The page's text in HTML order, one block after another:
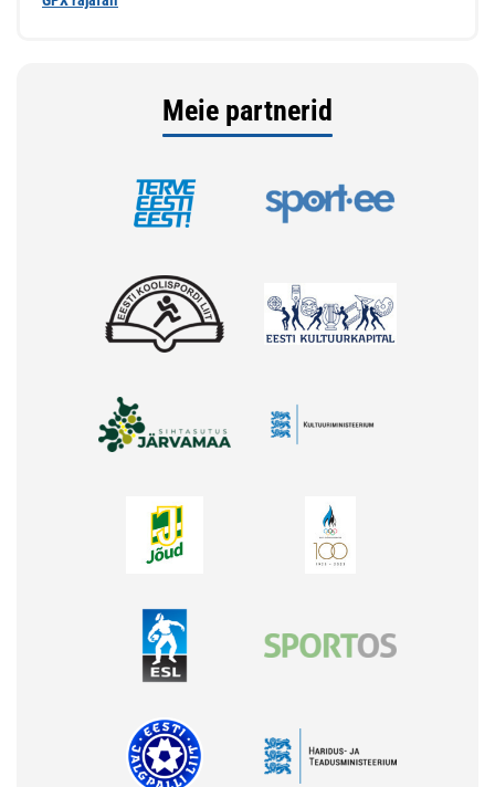
Meie partnerid